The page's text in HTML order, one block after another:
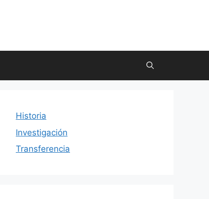
Historia
Investigación
Transferencia